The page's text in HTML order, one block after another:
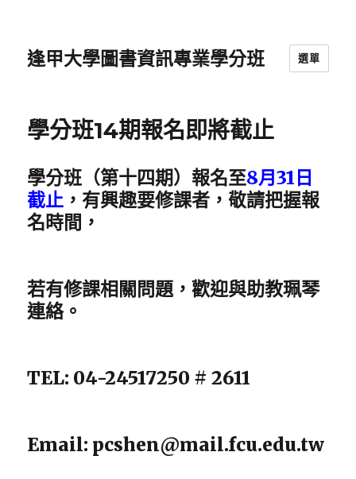
逢甲大學圖書資訊專業學分班 選單
學分班14期報名即將截止
學分班（第十四期）報名至8月31日
截止 ，有興趣要修課者，敬請把握報
名時間，
若有修課相關問題，歡迎與助教珮琴
連絡。
TEL: 04-24517250 # 2611
Email: pcshen@mail.fcu.edu.tw